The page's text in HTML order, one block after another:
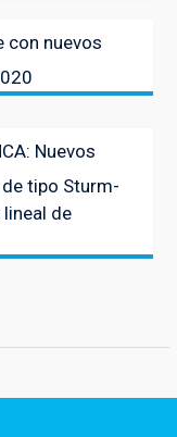
con nuevos
Nuevos
tipo Sturm-
de